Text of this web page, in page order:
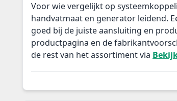
Voor wie vergelijkt op
handvatmaat en generator leidend.
goed bij de juiste aansluiting en
productpagina en de
de rest van het assortiment via